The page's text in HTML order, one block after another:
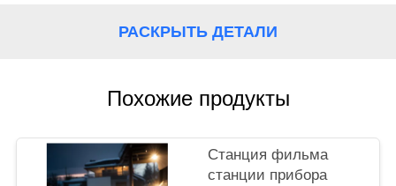
ПОЛИТИКАРАСКРЫТЬ ДЕТАЛИ
Похожие продукты
Станция фильма
станции прибора